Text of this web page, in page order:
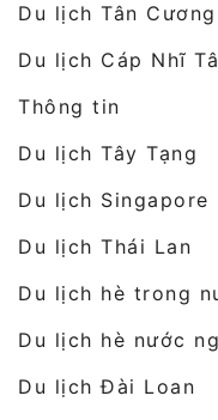
Du lịch Tân Cương
Du lịch Cáp Nhĩ
Thông tin
Du lịch Tây Tạng
Du lịch Singapore
Du lịch Thái Lan
Du lịch hè trong
Du lịch hè nước
Du lịch Đài Loan